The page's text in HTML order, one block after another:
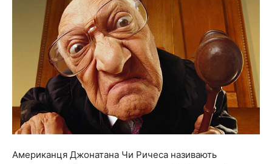
Американця Джонатана Чи Ричеса називають